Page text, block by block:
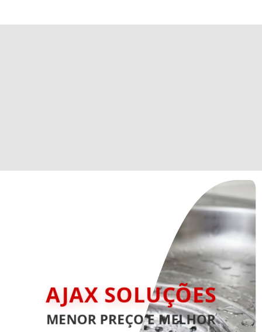
AJAX SOLUÇÕES
MENOR PREÇO E MELHOR